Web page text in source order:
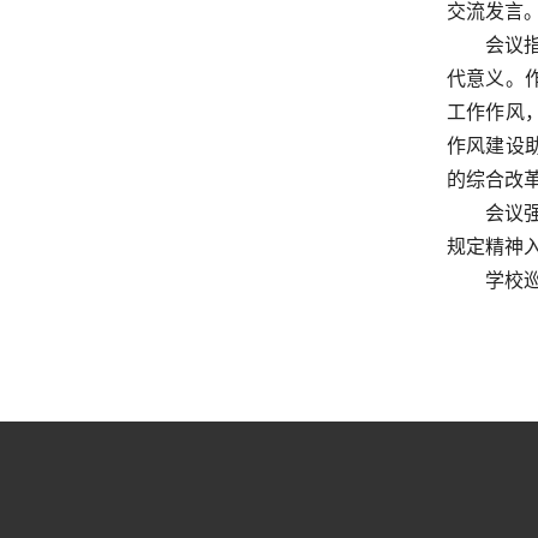
交流发言。
会议
代意义。
工作作风
作风建设
的综合改
会议
规定精神
学校